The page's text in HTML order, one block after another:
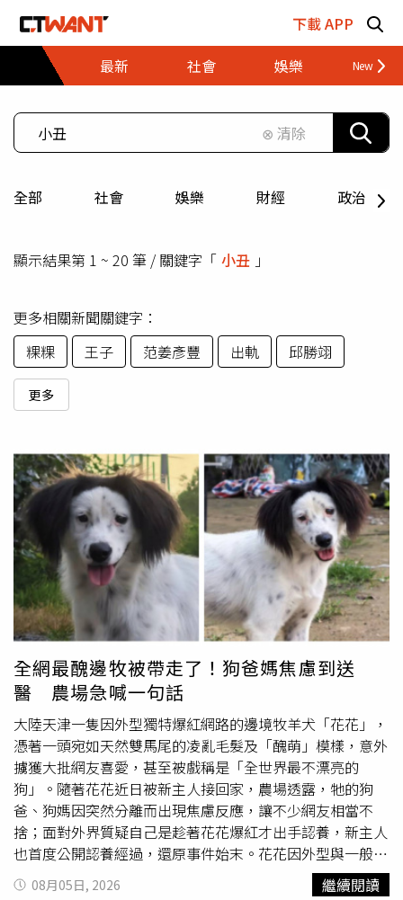
下載 APP
最新
社會 娛樂 財經
⊗ 清除
全部 社會 娛樂 財經 政治
顯示結果第 1 ~ 20 筆 / 關鍵字「 小丑 」
更多相關新聞關鍵字：
粿粿
王子 范姜彥豐 出軌 邱勝翊
更多
全網最醜邊牧被帶走了！狗爸媽焦慮到送
醫 農場急喊一句話
大陸天津一隻因外型獨特爆紅網路的邊境牧羊犬「花花」，
憑著一頭宛如天然雙馬尾的凌亂毛髮及「醜萌」模樣，意外
擄獲大批網友喜愛，甚至被戲稱是「全世界最不漂亮的
狗」。隨著花花近日被新主人接回家，農場透露，牠的狗
爸、狗媽因突然分離而出現焦慮反應，讓不少網友相當不
捨；面對外界質疑自己是趁著花花爆紅才出手認養，新主人
也首度公開認養經過，還原事件始末。花花因外型與一般邊
境牧羊犬截然不同而爆紅，全網更封牠為「最不漂亮的
08月05日, 2026 繼續閱讀